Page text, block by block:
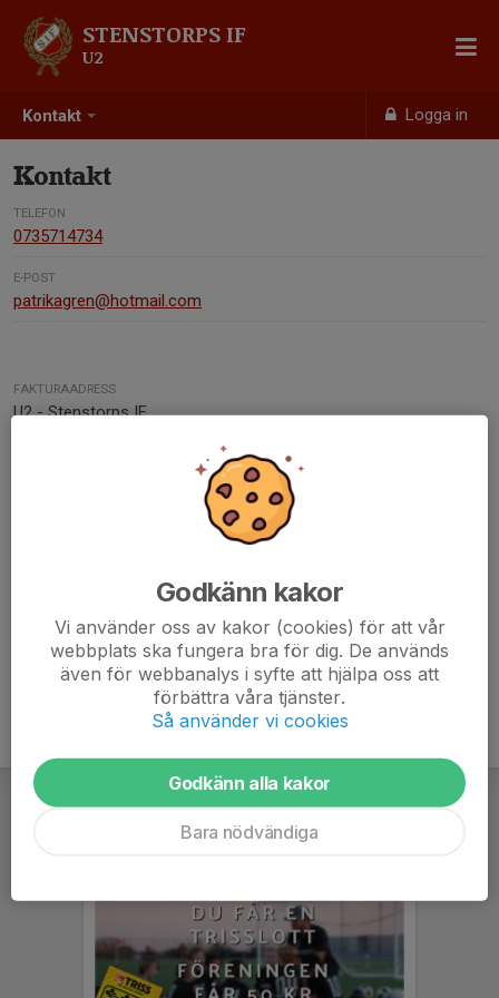
Kontakt Logga in
STENSTORPS IF
U2
Kontakt
TELEFON
0735714734
E-POST
patrikagren@hotmail.com
FAKTURAADRESS
U2 - Stenstorps IF
073-571 47 34
patrikagren@hotmail.com
Godkänn kakor
Vi använder oss av kakor (cookies) för att vår
webbplats ska fungera bra för dig. De används
även för webbanalys i syfte att hjälpa oss att
förbättra våra tjänster.
Så använder vi cookies
Godkänn alla kakor
Bara nödvändiga